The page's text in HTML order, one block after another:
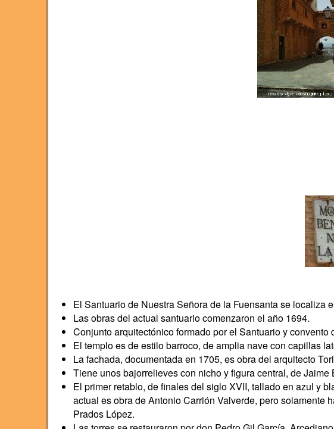
El Santuario de Nuestra Señora de la Fuensanta se localiza
Las obras del actual santuario comenzaron el año 1694.
Conjunto arquitectónico formado por el Santuario y convento
El templo es de estilo barroco, de amplia nave con capillas
La fachada, documentada en 1705, es obra del arquitecto
Tiene unos bajorrelieves con nicho y figura central, de
El primer retablo, de finales del siglo XVII, tallado en azul y
actual es obra de Antonio Carrión Valverde, pero solamente
Prados López.